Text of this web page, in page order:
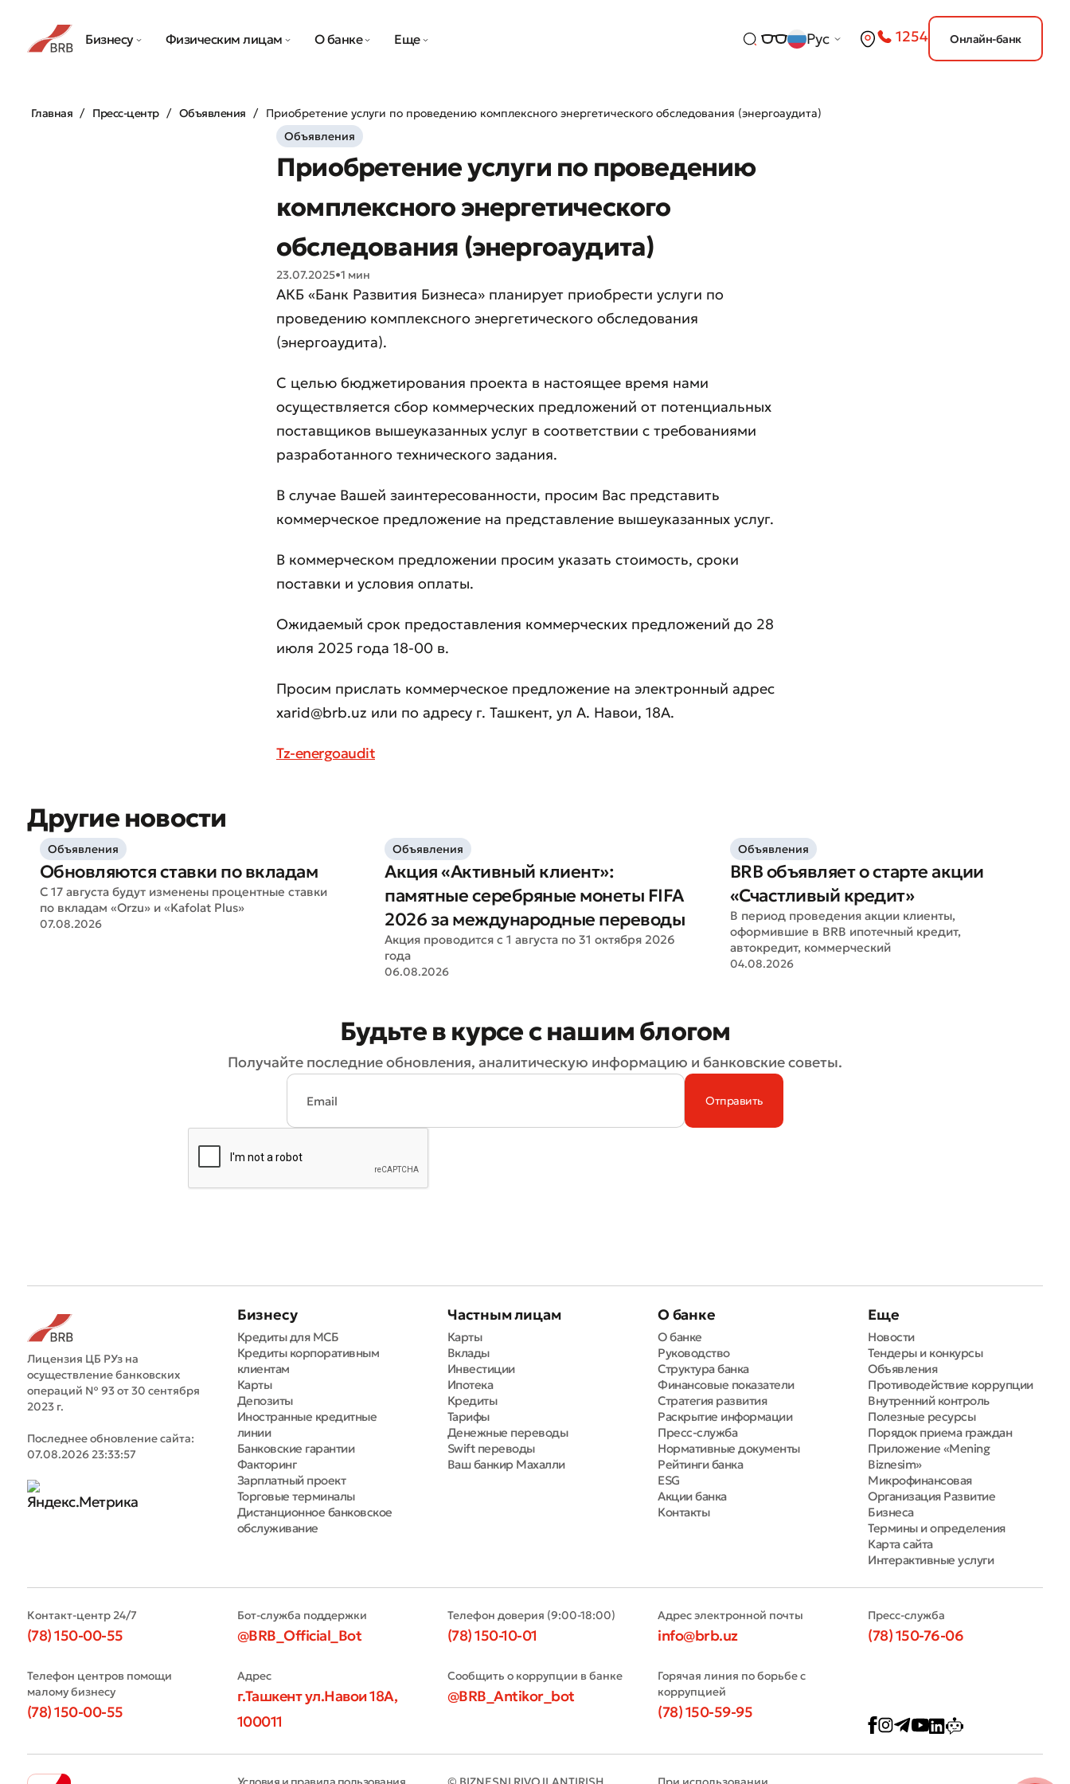
Бизнесу Физическим лицам О банке Еще Рус 1254 Онлайн-банк
Оцените качество обслуживания
Плохо Отлично
Отправить
Оставить обращение
* Все поля обязательны для заполнения
Главная Пресс-центр Объявления
Приобретение услуги по проведению комплексного энергетического обследования (энергоаудита)
Объявления
Приобретение услуги по проведению
комплексного энергетического
обследования (энергоаудита)
23.07.2025•1 мин
АКБ «Банк Развития Бизнеса» планирует приобрести услуги по
проведению комплексного энергетического обследования
(энергоаудита).
С целью бюджетирования проекта в настоящее время нами
осуществляется сбор коммерческих предложений от потенциальных
поставщиков вышеуказанных услуг в соответствии с требованиями
разработанного технического задания.
В случае Вашей заинтересованности, просим Вас представить
коммерческое предложение на представление вышеуказанных услуг.
В коммерческом предложении просим указать стоимость, сроки
поставки и условия оплаты.
Ожидаемый срок предоставления коммерческих предложений до 28
июля 2025 года 18-00 в.
Просим прислать коммерческое предложение на электронный адрес
xarid@brb.uz или по адресу г. Ташкент, ул А. Навои, 18А.
Tz-energoaudit
Другие новости
Объявления
Обновляются ставки по вкладам
С 17 августа будут изменены процентные ставки
по вкладам «Orzu» и «Kafolat Plus»
07.08.2026
Объявления
Акция «Активный клиент»:
памятные серебряные монеты FIFA
2026 за международные переводы
Акция проводится с 1 августа по 31 октября 2026
года
06.08.2026
Объявления
BRB объявляет о старте акции
«Счастливый кредит»
В период проведения акции клиенты,
оформившие в BRB ипотечный кредит,
автокредит, коммерческий
04.08.2026
Будьте в курсе с нашим блогом
Получайте последние обновления, аналитическую информацию и банковские советы.
Лицензия ЦБ РУз на
осуществление банковских
операций № 93 от 30 сентября
2023 г.
Последнее обновление сайта:
07.08.2026 23:33:57
Бизнесу
Кредиты для МСБ
Кредиты корпоративным
клиентам
Карты
Депозиты
Иностранные кредитные
линии
Банковские гарантии
Факторинг
Зарплатный проект
Торговые терминалы
Дистанционное банковское
обслуживание
Частным лицам
Карты
Вклады
Инвестиции
Ипотека
Кредиты
Тарифы
Денежные переводы
Swift переводы
Ваш банкир Махалли
О банке
О банке
Руководство
Структура банка
Финансовые показатели
Стратегия развития
Раскрытие информации
Пресс-служба
Нормативные документы
Рейтинги банка
ESG
Акции банка
Контакты
Еще
Новости
Тендеры и конкурсы
Объявления
Противодействие коррупции
Внутренний контроль
Полезные ресурсы
Порядок приема граждан
Приложение «Mening
Biznesim»
Микрофинансовая
Организация Развитие
Бизнеса
Термины и определения
Карта сайта
Интерактивные услуги
Контакт-центр 24/7
(78) 150-00-55
Бот-служба поддержки
@BRB_Official_Bot
Телефон доверия (9:00-18:00)
(78) 150-10-01
Адрес электронной почты
info@brb.uz
Пресс-служба
(78) 150-76-06
Телефон центров помощи
малому бизнесу
(78) 150-00-55
Адрес
г.Ташкент ул.Навои 18А,
100011
Сообщить о коррупции в банке
@BRB_Antikor_bot
Горячая линия по борьбе с
коррупцией
(78) 150-59-95